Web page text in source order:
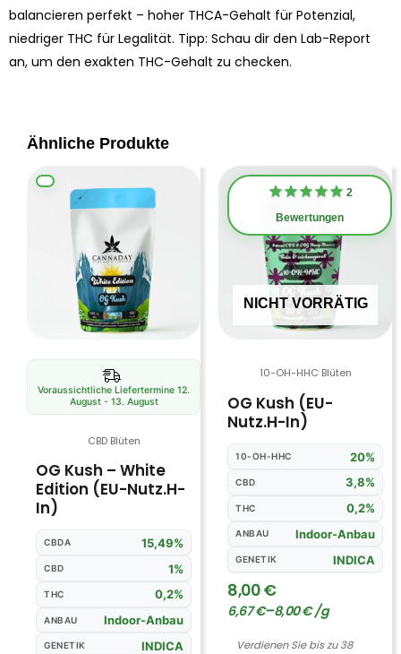
balancieren perfekt – hoher THCA-Gehalt für Potenzial,
niedriger THC für Legalität. Tipp: Schau dir den Lab-Report
an, um den exakten THC-Gehalt zu checken.
Ähnliche Produkte
Voraussichtliche Liefertermine 12.
August - 13. August
CBD Blüten
OG Kush – White
Edition (EU-Nutz.H-
In)
CBDA 15,49%
CBD 1%
THC 0,2%
ANBAU Indoor-Anbau
GENETIK INDICA
Dieses
Produkt
können
der
Produktseite
gewählt
werden
NICHT VORRÄTIG
2
Bewertungen
10-OH-HHC Blüten
OG Kush (EU-
Nutz.H-In)
10-OH-HHC 20%
CBD 3,8%
THC 0,2%
ANBAU Indoor-Anbau
GENETIK INDICA
8,00€
6,67€–8,00€ /g
Verdienen Sie bis zu 38